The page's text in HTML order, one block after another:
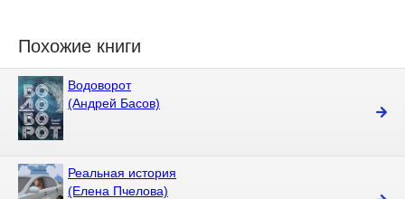
Похожие книги
Водоворот
(Андрей Басов)
Реальная история
(Елена Пчелова)